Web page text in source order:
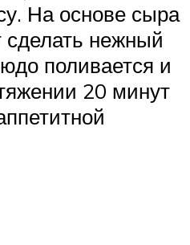
На основе сыра
сделать нежный
поливается и
20 минут